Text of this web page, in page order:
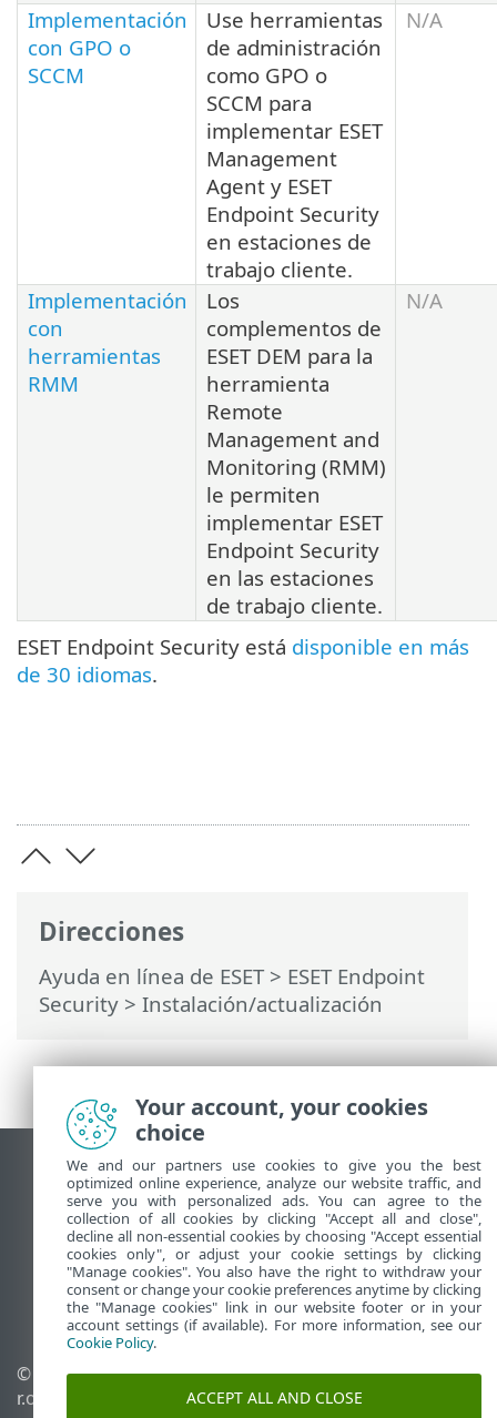
Direcciones
Ayuda en línea de ESET> ESET Endpoint
Security > Instalación/actualización
Implementación
con GPO o
SCCM
Use herramientas
de administración
como GPO o
SCCM para
implementar ESET
Management
Agent y ESET
Endpoint Security
en estaciones de
trabajo cliente.
N/A
Implementación
con
herramientas
RMM
Los
complementos de
ESET DEM para la
herramienta
Remote
Management and
Monitoring (RMM)
le permiten
implementar ESET
Endpoint Security
en las estaciones
de trabajo cliente.
N/A
ESET Endpoint Security está disponible en más
de 30 idiomas.
Ver sitio para ordenador
End of Life
Base de conocimiento de ESET
Foro de ESET
ESET Status Portal
Soporte técnico regional
© 1992 - 2026 ESET, spol. s
r.o. Todos los derechos
Administrar cookies
Política de cookies
Your account, your cookies
choice
We and our partners use cookies to give you the best
optimized online experience, analyze our website traffic, and
serve you with personalized ads. You can agree to the
collection of all cookies by clicking "Accept all and close",
decline all non-essential cookies by choosing "Accept essential
cookies only", or adjust your cookie settings by clicking
"Manage cookies". You also have the right to withdraw your
consent or change your cookie preferences anytime by clicking
the "Manage cookies" link in our website footer or in your
account settings (if available). For more information, see our
Cookie Policy.
ACCEPT ALL AND CLOSE